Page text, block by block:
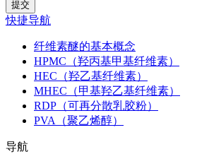
快捷导航
纤维素醚的基本概念
HPMC（羟丙基甲基纤维素）
HEC（羟乙基纤维素）
MHEC（甲基羟乙基纤维素）
RDP（可再分散乳胶粉）
PVA（聚乙烯醇）
导航